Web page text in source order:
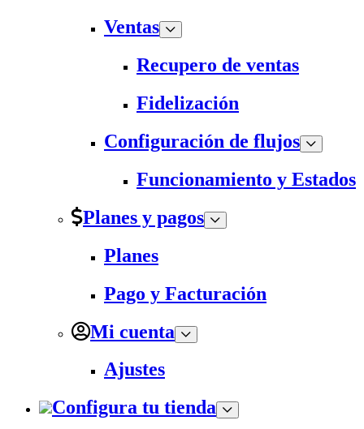
Ventas
Recupero de ventas
Fidelización
Configuración de flujos
Funcionamiento y Estados
Planes y pagos
Planes
Pago y Facturación
Mi cuenta
Ajustes
Configura tu tienda